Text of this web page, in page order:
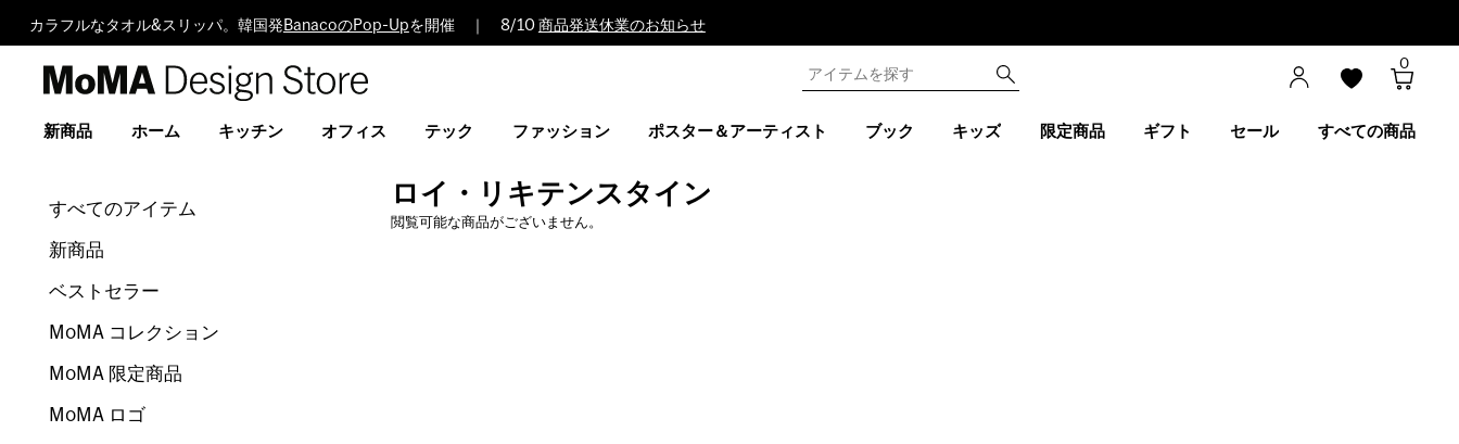
カラフルなタオル&スリッパ。韓国発 BanacoのPop-Upを開催 ｜ 8/10 商品発送休業のお知らせ
Design
0
新商品 ホーム キッチン オフィス テック ファッション ポスター＆アーティスト ブック キッズ 限定商品 ギフト セール すべての商品
ロイ・リキテンスタイン
閲覧可能な商品がございません。
すべてのアイテム
新商品
ベストセラー
MoMA コレクション
MoMA 限定商品
MoMA ロゴ